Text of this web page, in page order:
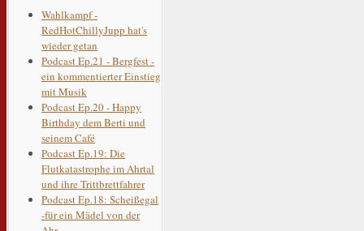
Wahlkampf -
RedHotChillyJupp hat's
wieder getan
Podcast Ep.21 - Bergfest -
ein kommentierter Einstieg
mit Musik
Podcast Ep.20 - Happy
Birthday dem Berti und
seinem Café
Podcast Ep.19: Die
Flutkatastrophe im Ahrtal
und ihre Trittbrettfahrer
Podcast Ep.18: Scheißegal
-für ein Mädel von der